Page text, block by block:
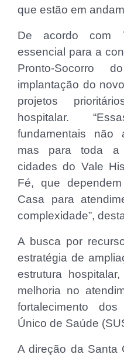
que estão em
De acordo com
essencial para a
Pronto-
implantação do
projetos
hospitalar.
fundamentais não
mas para toda a
cidades do Vale
Fé, que
Casa para
complexidade”,
A busca por
estratégia de
estrutura
melhoria no
fortalecimento
Único de Saúde
A direção da Santa